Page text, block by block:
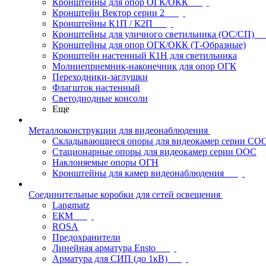
Кронштейны для опор ОГК/ОКК
Кронштейн Вектор серии 2
Кронштейны К1П / К2П
Кронштейны для уличного светильника (ОС/СП)
Кронштейны для опор ОГК/ОКК (Т-Образные)
Кронштейн настенный К1Н для светильника
Молниеприемник-наконечник для опор ОГК
Переходники-заглушки
Флагшток настенный
Светодиодные консоли
Еще
Металлоконструкции для видеонаблюдения
Складывающиеся опоры для видеокамер серии
Стационарные опоры для видеокамер серии ООС
Наклоняемые опоры ОГН
Кронштейны для камер видеонаблюдения
Соединительные коробки для сетей освещения
Langmatz
ЕКМ
ROSA
Предохранители
Линейная арматура Ensto
Арматура для СИП (до 1кВ)